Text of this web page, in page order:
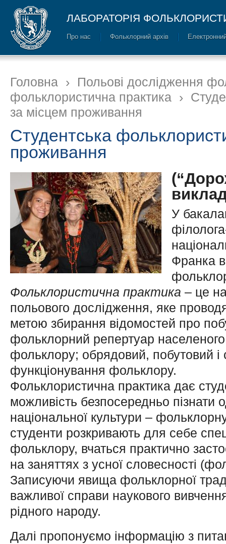
ЛАБОРАТОРІЯ
Про нас Фольклорний архів
Головна ›
Польові дослідження
фольклористична практика ›
за місцем проживання
Студентська
проживання
У
Франка
Фольклористична практика – це
польового дослідження, яке
метою збирання відомостей про
фольклорний репертуар населеного
фольклору; обрядовий, побутовий і
функціонування фольклору.
Фольклористична практика дає
можливість безпосередньо пізнати
національної культури –
студенти розкривають для себе
фольклору, вчаться практично
на заняттях з усної словесності
Записуючи явища фольклорної
важливої справи наукового
рідного народу.
Далі пропонуємо інформацію з